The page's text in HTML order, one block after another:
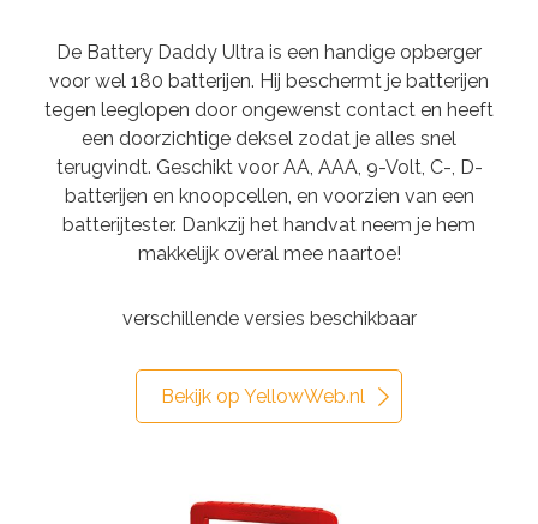
De Battery Daddy Ultra is een handige opberger
voor wel 180 batterijen. Hij beschermt je batterijen
tegen leeglopen door ongewenst contact en heeft
een doorzichtige deksel zodat je alles snel
terugvindt. Geschikt voor AA, AAA, 9-Volt, C-, D-
batterijen en knoopcellen, en voorzien van een
batterijtester. Dankzij het handvat neem je hem
makkelijk overal mee naartoe!
verschillende versies beschikbaar
Bekijk op YellowWeb.nl